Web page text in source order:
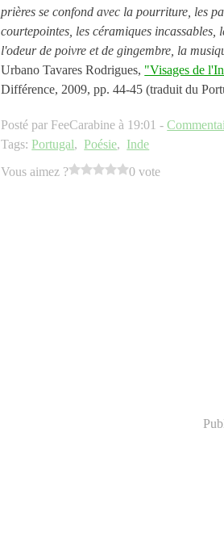
prières se confond avec la pourriture, les
courtepointes, les céramiques incassables,
l'odeur de poivre et de gingembre, la
Urbano Tavares Rodrigues, "Visages de
Différence, 2009, pp. 44-45 (traduit du
Posté par FeeCarabine à 19:01 -
Tags:Portugal,Poésie, Inde
Vous aimez ?
0 vote